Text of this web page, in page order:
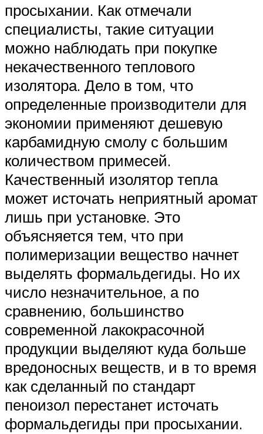
просыхании. Как отмечали
специалисты, такие ситуации
можно наблюдать при покупке
некачественного теплового
изолятора. Дело в том, что
определенные производители для
экономии применяют дешевую
карбамидную смолу с большим
количеством примесей.
Качественный изолятор тепла
может источать неприятный аромат
лишь при установке. Это
объясняется тем, что при
полимеризации вещество начнет
выделять формальдегиды. Но их
число незначительное, а по
сравнению, большинство
современной лакокрасочной
продукции выделяют куда больше
вредоносных веществ, и в то время
как сделанный по стандарт
пеноизол перестанет источать
формальдегиды при просыхании.